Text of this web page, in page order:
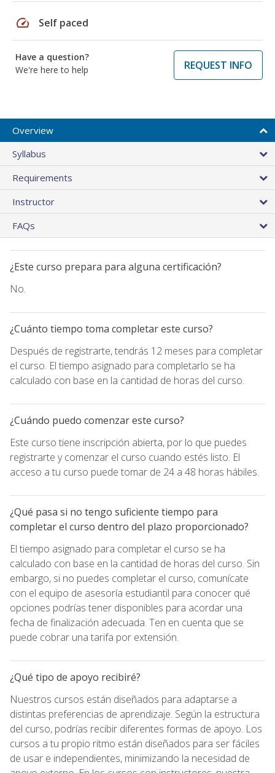
speed Self paced
Have a question?
We're here to help
REQUEST INFO
Overview
Syllabus
Requirements
Instructor
FAQs
¿Este curso prepara para alguna certificación?
No.
¿Cuánto tiempo toma completar este curso?
Después de registrarte, tendrás 12 meses para completar
el curso. El tiempo asignado para completarlo se ha
calculado con base en la cantidad de horas del curso.
¿Cuándo puedo comenzar este curso?
Este curso tiene inscripción abierta, por lo que puedes
registrarte y comenzar el curso cuando estés listo. El
acceso a tu curso puede tomar de 24 a 48 horas hábiles.
¿Qué pasa si no tengo suficiente tiempo para
completar el curso dentro del plazo proporcionado?
El tiempo asignado para completar el curso se ha
calculado con base en la cantidad de horas del curso. Sin
embargo, si no puedes completar el curso, comunícate
con el equipo de asesoría estudiantil para conocer qué
opciones podrías tener disponibles para acordar una
fecha de finalización adecuada. Ten en cuenta que se
puede cobrar una tarifa por extensión.
¿Qué tipo de apoyo recibiré?
Nuestros cursos están diseñados para adaptarse a
distintas preferencias de aprendizaje. Según la estructura
del curso, podrías recibir diferentes formas de apoyo. Los
cursos a tu propio ritmo están diseñados para ser fáciles
de usar e independientes, minimizando la necesidad de